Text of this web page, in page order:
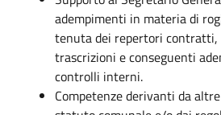
adempimenti in materia di
tenuta dei repertori contratti,
trascrizioni e conseguenti
controlli interni.
Competenze derivanti da